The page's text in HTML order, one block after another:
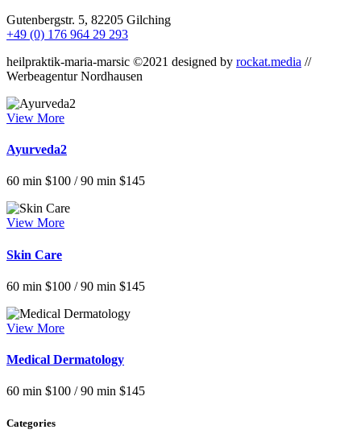
Gutenbergstr. 5, 82205 Gilching
+49 (0) 176 964 29 293
heilpraktik-maria-marsic ©2021 designed by rockat.media //
Werbeagentur Nordhausen
View More
Ayurveda2
60 min $100 / 90 min $145
View More
Skin Care
60 min $100 / 90 min $145
View More
Medical Dermatology
60 min $100 / 90 min $145
Categories